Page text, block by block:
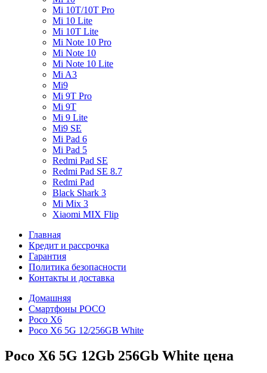
Mi 10T/10T Pro
Mi 10 Lite
Mi 10T Lite
Mi Note 10 Pro
Mi Note 10
Mi Note 10 Lite
Mi A3
Mi9
Mi 9T Pro
Mi 9T
Mi 9 Lite
Mi9 SE
Mi Pad 6
Mi Pad 5
Redmi Pad SE
Redmi Pad SE 8.7
Redmi Pad
Black Shark 3
Mi Mix 3
Xiaomi MIX Flip
Главная
Кредит и рассрочка
Гарантия
Политика безопасности
Контакты и доставка
Домашняя
Смартфоны POCO
Poco X6
Poco X6 5G 12/256GB White
Poco X6 5G 12Gb 256Gb White цена